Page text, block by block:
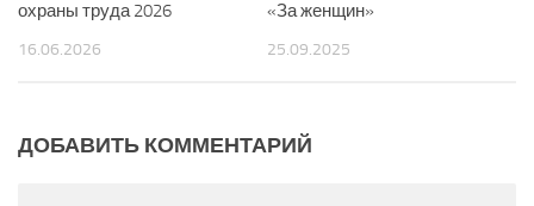
охраны труда 2026
16.06.2026
«За женщин»
25.09.2025
ДОБАВИТЬ КОММЕНТАРИЙ